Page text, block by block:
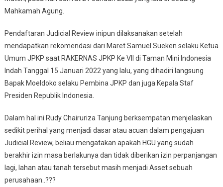
Mahkamah Agung.
Pendaftaran Judicial Review inipun dilaksanakan setelah
mendapatkan rekomendasi dari Maret Samuel Sueken selaku Ketua
Umum JPKP saat RAKERNAS JPKP Ke VII di Taman Mini Indonesia
Indah Tanggal 15 Januari 2022 yang lalu, yang dihadiri langsung
Bapak Moeldoko selaku Pembina JPKP dan juga Kepala Staf
Presiden Republik Indonesia.
Dalam hal ini Rudy Chairuriza Tanjung berksempatan menjelaskan
sedikit perihal yang menjadi dasar atau acuan dalam pengajuan
Judicial Review, beliau mengatakan apakah HGU yang sudah
berakhir izin masa berlakunya dan tidak diberikan izin perpanjangan
lagi, lahan atau tanah tersebut masih menjadi Asset sebuah
perusahaan..???